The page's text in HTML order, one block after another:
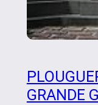
GRANDE